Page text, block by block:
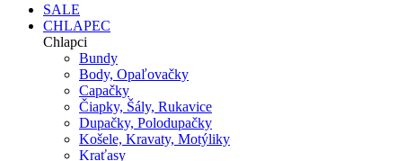
SALE
CHLAPEC
Chlapci
Bundy
Body, Opaľovačky
Capačky
Čiapky, Šály, Rukavice
Dupačky, Polodupačky
Košele, Kravaty, Motýliky
Kraťasy